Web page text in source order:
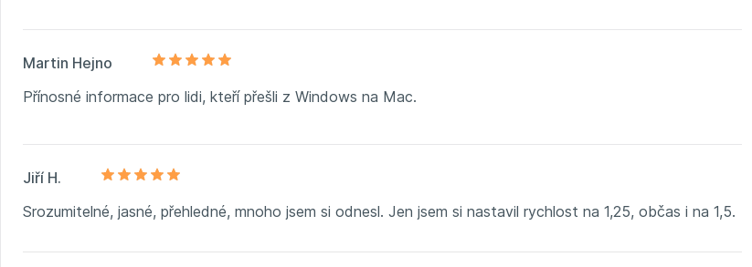
Martin Hejno
Přínosné informace pro lidi, kteří přešli z Windows na Mac.
Jiří H.
Srozumitelné, jasné, přehledné, mnoho jsem si odnesl. Jen jsem si nastavil rychlost na 1,25, občas i na 1,5.